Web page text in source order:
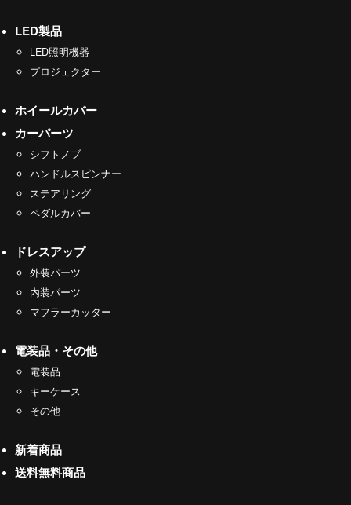
LED製品
LED照明機器
プロジェクター
ホイールカバー
カーパーツ
シフトノブ
ハンドルスピンナー
ステアリング
ペダルカバー
ドレスアップ
外装パーツ
内装パーツ
マフラーカッター
電装品・その他
電装品
キーケース
その他
新着商品
送料無料商品